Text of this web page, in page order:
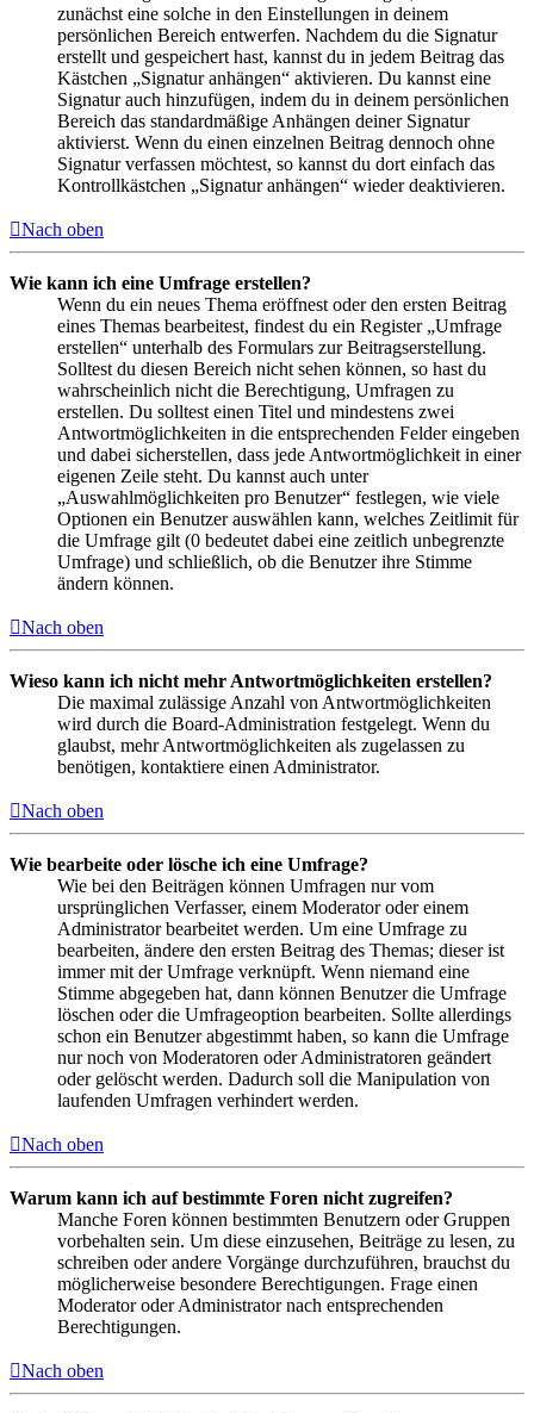
zunächst eine solche in den Einstellungen in deinem
persönlichen Bereich entwerfen. Nachdem du die Signatur
erstellt und gespeichert hast, kannst du in jedem Beitrag das
Kästchen „Signatur anhängen“ aktivieren. Du kannst eine
Signatur auch hinzufügen, indem du in deinem persönlichen
Bereich das standardmäßige Anhängen deiner Signatur
aktivierst. Wenn du einen einzelnen Beitrag dennoch ohne
Signatur verfassen möchtest, so kannst du dort einfach das
Kontrollkästchen „Signatur anhängen“ wieder deaktivieren.
Nach oben
Wie kann ich eine Umfrage erstellen?
Wenn du ein neues Thema eröffnest oder den ersten Beitrag
eines Themas bearbeitest, findest du ein Register „Umfrage
erstellen“ unterhalb des Formulars zur Beitragserstellung.
Solltest du diesen Bereich nicht sehen können, so hast du
wahrscheinlich nicht die Berechtigung, Umfragen zu
erstellen. Du solltest einen Titel und mindestens zwei
Antwortmöglichkeiten in die entsprechenden Felder eingeben
und dabei sicherstellen, dass jede Antwortmöglichkeit in einer
eigenen Zeile steht. Du kannst auch unter
„Auswahlmöglichkeiten pro Benutzer“ festlegen, wie viele
Optionen ein Benutzer auswählen kann, welches Zeitlimit für
die Umfrage gilt (0 bedeutet dabei eine zeitlich unbegrenzte
Umfrage) und schließlich, ob die Benutzer ihre Stimme
ändern können.
Nach oben
Wieso kann ich nicht mehr Antwortmöglichkeiten erstellen?
Die maximal zulässige Anzahl von Antwortmöglichkeiten
wird durch die Board-Administration festgelegt. Wenn du
glaubst, mehr Antwortmöglichkeiten als zugelassen zu
benötigen, kontaktiere einen Administrator.
Nach oben
Wie bearbeite oder lösche ich eine Umfrage?
Wie bei den Beiträgen können Umfragen nur vom
ursprünglichen Verfasser, einem Moderator oder einem
Administrator bearbeitet werden. Um eine Umfrage zu
bearbeiten, ändere den ersten Beitrag des Themas; dieser ist
immer mit der Umfrage verknüpft. Wenn niemand eine
Stimme abgegeben hat, dann können Benutzer die Umfrage
löschen oder die Umfrageoption bearbeiten. Sollte allerdings
schon ein Benutzer abgestimmt haben, so kann die Umfrage
nur noch von Moderatoren oder Administratoren geändert
oder gelöscht werden. Dadurch soll die Manipulation von
laufenden Umfragen verhindert werden.
Nach oben
Warum kann ich auf bestimmte Foren nicht zugreifen?
Manche Foren können bestimmten Benutzern oder Gruppen
vorbehalten sein. Um diese einzusehen, Beiträge zu lesen, zu
schreiben oder andere Vorgänge durchzuführen, brauchst du
möglicherweise besondere Berechtigungen. Frage einen
Moderator oder Administrator nach entsprechenden
Berechtigungen.
Nach oben